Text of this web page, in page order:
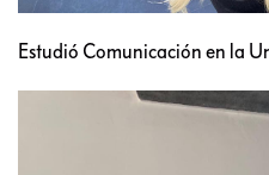
Estudió Comunicación en la